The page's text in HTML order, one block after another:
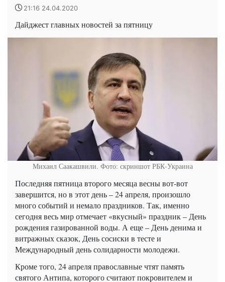
21:16 24.04.2020
Дайджест главных новостей за пятницу
Михаил Саакашвили. Фото: скриншот РБК-Украина
Последняя пятница второго месяца весны вот-вот
завершится, но в этот день – 24 апреля, произошло
много событий и немало праздников. Так, именно
сегодня весь мир отмечает «вкусный» праздник – День
рождения газированной воды. А еще – День денима и
витражных сказок, День сосиски в тесте и
Международный день солидарности молодежи.
Кроме того, 24 апреля православные чтят память
святого Антипа, которого считают покровителем и